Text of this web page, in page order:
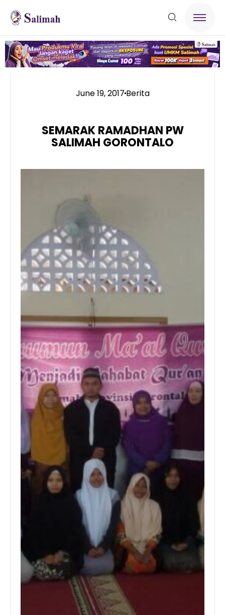
June 19, 2017Berita
SEMARAK RAMADHAN PW
SALIMAH GORONTALO